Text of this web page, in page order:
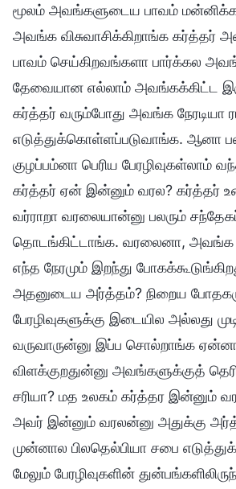
மூலம் அவங்களுடைய பாவம்
அவங்க விசுவாசிக்கிறாங்க கர்த்தர்
பாவம் செய்கிறவங்களா பார்க்கல
தேவையான எல்லாம் அவங்கக்கிட்ட
கர்த்தர் வரும்போது அவங்க நேரடியா
எடுத்துக்கொள்ளப்படுவாங்க. ஆனா
குழப்பம்னா பெரிய பேரழிவுகள்லாம்
கர்த்தர் ஏன் இன்னும் வரல? கர்த்தர்
வர்ராறா வரலையான்னு பலரும்
தொடங்கிட்டாங்க. வரலைனா, அவங்க
எந்த நேரமும் இறந்து
அதனுடைய அர்த்தம்? நிறைய
பேரழிவுகளுக்கு இடையில அல்லது
வருவாருன்னு இப்ப சொல்றாங்க
விளக்குறதுன்னு அவங்களுக்குத்
சரியா? மத உலகம் கர்த்தர இன்னும்
அவர் இன்னும் வரலன்னு அதுக்கு
முன்னால பிலதெல்பியா சபை
மேலும் பேரழிவுகளின்